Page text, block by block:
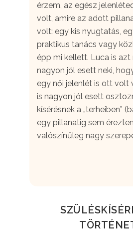
érzem, az egész
volt, amire az adott
volt: egy kis nyugtatás,
praktikus tanács vagy
épp mi kellett. Luca is
nagyon jól esett neki,
egy női jelenlét is ott volt
is nagyon jól esett
kísérésnek a „terheiben”
egy pillanatig sem
valószínűleg nagy